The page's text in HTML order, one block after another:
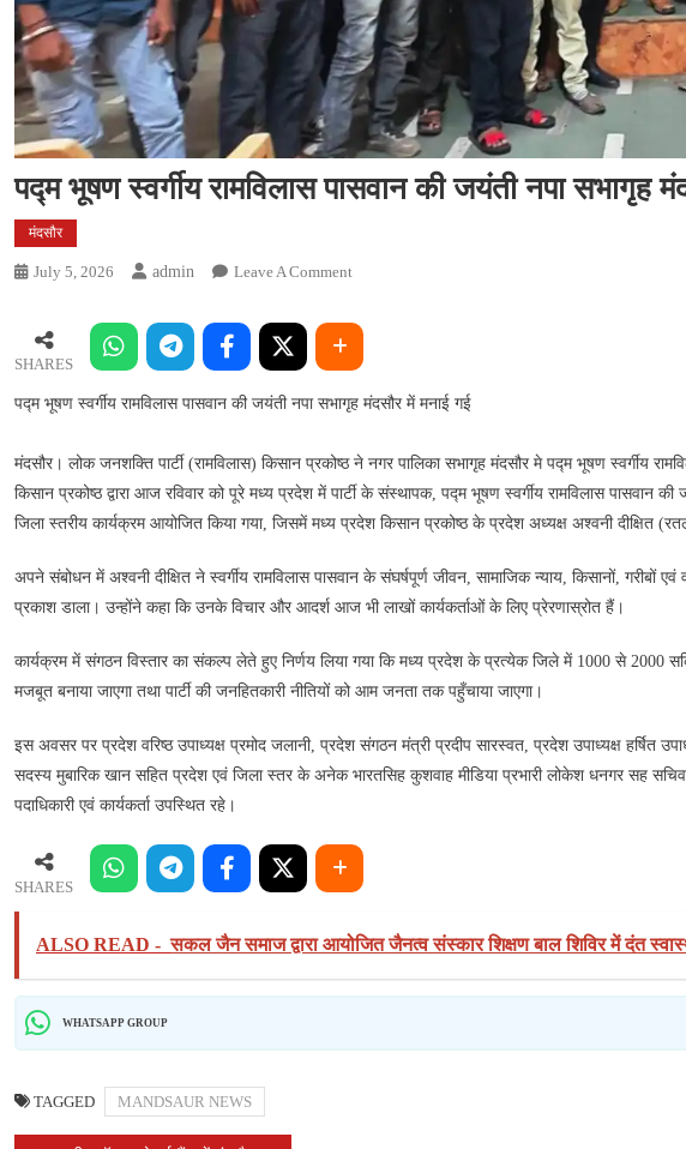
पद्म भूषण स्वर्गीय रामविलास पासवान की जयंती नपा सभागृह
मंदसौर
July 5, 2026 Admin Leave A CommentOn
भूषण
पासवान
जयंती
नपा
सभागृह
में
मनाई
SHARES
पद्म भूषण स्वर्गीय रामविलास पासवान की जयंती नपा सभागृह मंदसौर में मनाई गई
मंदसौर। लोक जनशक्ति पार्टी (रामविलास) किसान प्रकोष्ठ ने नगर पालिका सभागृह मंदसौर मे पद्म भूषण स्वर्गीय
किसान प्रकोष्ठ द्वारा आज रविवार को पूरे मध्य प्रदेश में पार्टी के संस्थापक, पद्म भूषण स्वर्गीय रामविलास पासवान
जिला स्तरीय कार्यक्रम आयोजित किया गया, जिसमें मध्य प्रदेश किसान प्रकोष्ठ के प्रदेश अध्यक्ष अश्वनी दीक्षित
अपने संबोधन में अश्वनी दीक्षित ने स्वर्गीय रामविलास पासवान के संघर्षपूर्ण जीवन, सामाजिक न्याय, किसानों, गरीबों
प्रकाश डाला। उन्होंने कहा कि उनके विचार और आदर्श आज भी लाखों कार्यकर्ताओं के लिए प्रेरणास्रोत हैं।
कार्यक्रम में संगठन विस्तार का संकल्प लेते हुए निर्णय लिया गया कि मध्य प्रदेश के प्रत्येक जिले में 1000 से 2000
मजबूत बनाया जाएगा तथा पार्टी की जनहितकारी नीतियों को आम जनता तक पहुँचाया जाएगा।
इस अवसर पर प्रदेश वरिष्ठ उपाध्यक्ष प्रमोद जलानी, प्रदेश संगठन मंत्री प्रदीप सारस्वत, प्रदेश उपाध्यक्ष हर्षित
सदस्य मुबारिक खान सहित प्रदेश एवं जिला स्तर के अनेक भारतसिह कुशवाह मीडिया प्रभारी लोकेश धनगर सह सचिव
पदाधिकारी एवं कार्यकर्ता उपस्थित रहे।
SHARES
ALSO READ - सकल जैन समाज द्वारा आयोजित जैनत्व संस्कार शिक्षण बाल शिविर में दंत
WHATSAPP GROUP
TAGGED MANDSAUR NEWS